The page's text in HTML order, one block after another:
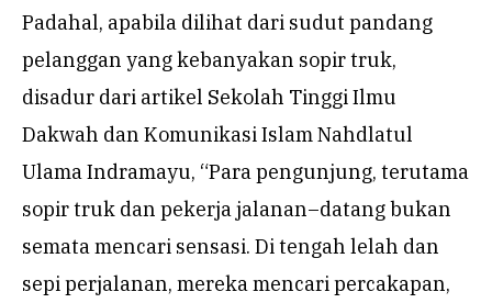
Padahal, apabila dilihat dari sudut pandang
pelanggan yang kebanyakan sopir truk,
disadur dari artikel Sekolah Tinggi Ilmu
Dakwah dan Komunikasi Islam Nahdlatul
Ulama Indramayu, “Para pengunjung, terutama
sopir truk dan pekerja jalanan–datang bukan
semata mencari sensasi. Di tengah lelah dan
sepi perjalanan, mereka mencari percakapan,